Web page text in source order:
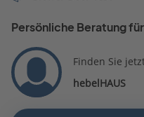
Persönliche Beratung
Finden Sie
hebelHAUS